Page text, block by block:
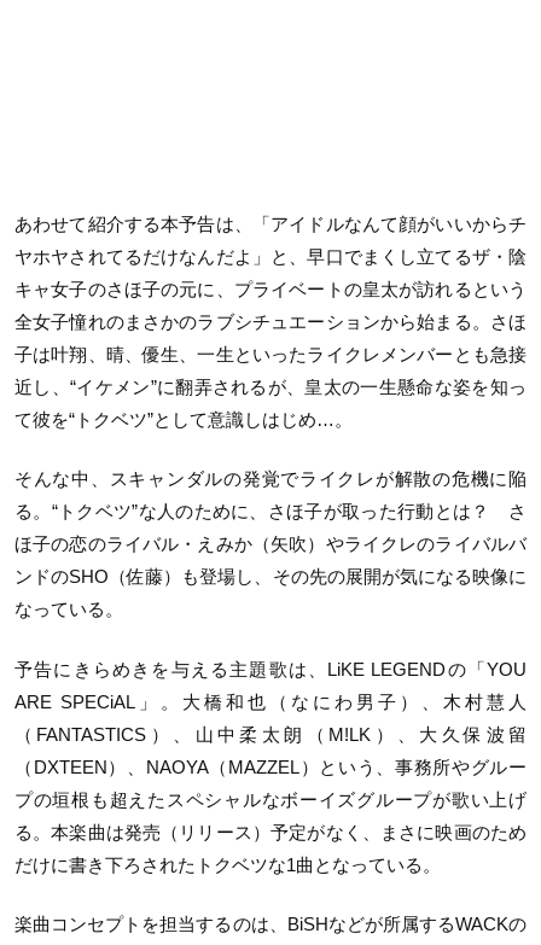
あわせて紹介する本予告は、「アイドルなんて顔がいいからチ
ヤホヤされてるだけなんだよ」と、早口でまくし立てるザ・陰
キャ女子のさほ子の元に、プライベートの皇太が訪れるという
全女子憧れのまさかのラブシチュエーションから始まる。さほ
子は叶翔、晴、優生、一生といったライクレメンバーとも急接
近し、“イケメン”に翻弄されるが、皇太の一生懸命な姿を知っ
て彼を“トクベツ”として意識しはじめ…。
そんな中、スキャンダルの発覚でライクレが解散の危機に陥
る。“トクベツ”な人のために、さほ子が取った行動とは？ さ
ほ子の恋のライバル・えみか（矢吹）やライクレのライバルバ
ンドのSHO（佐藤）も登場し、その先の展開が気になる映像に
なっている。
予告にきらめきを与える主題歌は、LiKE LEGENDの「YOU
ARE SPECiAL」。大橋和也（なにわ男子）、木村慧人
（FANTASTICS）、山中柔太朗（M!LK）、大久保波留
（DXTEEN）、NAOYA（MAZZEL）という、事務所やグルー
プの垣根も超えたスペシャルなボーイズグループが歌い上げ
る。本楽曲は発売（リリース）予定がなく、まさに映画のため
だけに書き下ろされたトクベツな1曲となっている。
楽曲コンセプトを担当するのは、BiSHなどが所属するWACKの